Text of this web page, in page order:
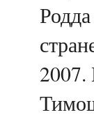
2007.